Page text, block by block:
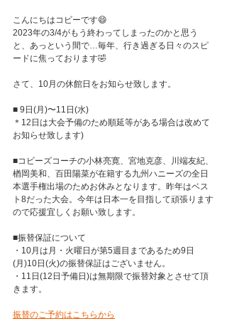
こんにちはコビーです😄
2023年の3/4がもう終わってしまったのかと思う
と、あっという間で…毎年、行き過ぎる日々のスピ
ードに焦っております🤣
さて、10月の休館日をお知らせ致します。
■ 9日(月)〜11日(水)
＊12日は大会予備のため順延等がある場合は改めて
お知らせ致します)
■コビーズコーチの小林亮寛、宮地克彦、川端友紀、
楢岡美和、百田陽菜が在籍する九州ハニーズの全日
本選手権出場のためお休みとなります。昨年はベス
ト8だった大会。今年は日本一を目指して頑張ります
ので応援宜しくお願い致します。
■振替保証について
・10月は月・火曜日が第5週目まであるため9日
(月)10日(火)の振替保証はございません。
・11日(12日予備日)は無期限で振替対象とさせて頂
きます。
振替のご予約はこちらから